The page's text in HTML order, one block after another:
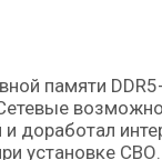
памяти
доработал
установке